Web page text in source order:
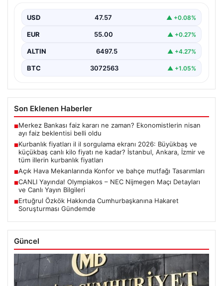
ve tüm illerin kurbanlık fiyatları
USD 47.57 ▲ +0.08%
EUR 55.00 ▲ +0.27%
ALTIN 6497.5 ▲ +4.27%
BTC 3072563 ▲ +1.05%
Son Eklenen Haberler
■Merkez Bankası faiz kararı ne zaman? Ekonomistlerin nisan
ayı faiz beklentisi belli oldu
■Kurbanlık fiyatları il il sorgulama ekranı 2026: Büyükbaş ve
küçükbaş canlı kilo fiyatı ne kadar? İstanbul, Ankara, İzmir ve
tüm illerin kurbanlık fiyatları
■Açık Hava Mekanlarında Konfor ve bahçe mutfağı Tasarımları
■CANLI Yayında! Olympiakos – NEC Nijmegen Maçı Detayları
ve Canlı Yayın Bilgileri
■Ertuğrul Özkök Hakkında Cumhurbaşkanına Hakaret
Soruşturması Gündemde
Güncel